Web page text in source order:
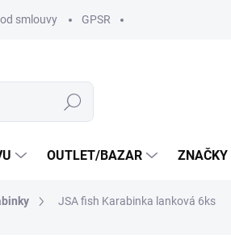
smlouvy GPSR
Hledat
OUTLET/BAZAR ZNAČKY
JSA fish Karabinka lanková 6ks